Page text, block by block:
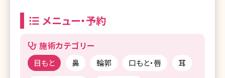
メニュー・予約
施術カテゴリー
目もと 鼻 輪郭 口もと・唇
耳